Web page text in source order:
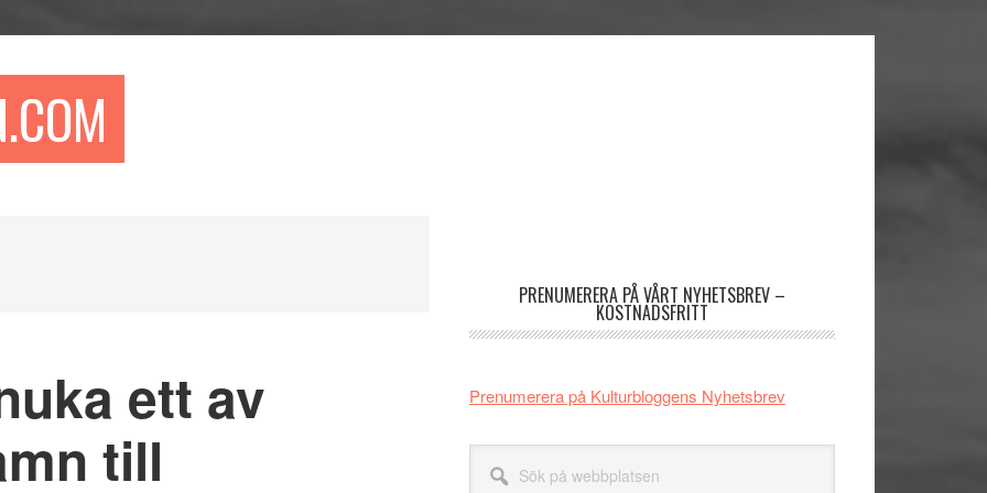
ett av
till
PRENUMERERA PÅ VÅRT NYHETSBREV –
KOSTNADSFRITT
Prenumerera på Kulturbloggens Nyhetsbrev